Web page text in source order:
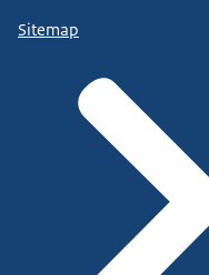
Sitemap